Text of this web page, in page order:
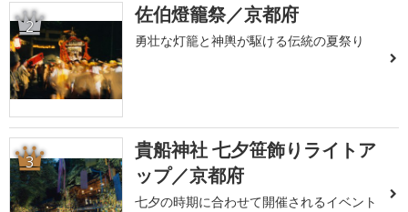
2 佐伯燈籠祭／京都府
勇壮な灯籠と神輿が駆ける伝統の夏祭り
3
貴船神社 七夕笹飾りライトア
ップ／京都府
七夕の時期に合わせて開催されるイベント